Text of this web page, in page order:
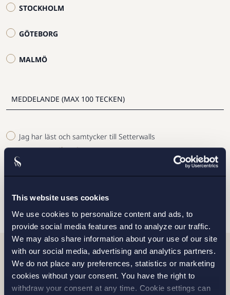
This website uses cookies
We use cookies to personalize content and ads, to
provide social media features and to analyze our traffic.
We may also share information about your use of our site
with our social media, advertising and analytics partners.
We do not place any preferences, statistics or marketing
cookies without your consent. You have the right to
withdraw your consent at any time. Cookie settings can
STOCKHOLM
GÖTEBORG
MALMÖ
Jag har läst och samtycker till Setterwalls
personuppgiftspolicy
Relaterade nyheter